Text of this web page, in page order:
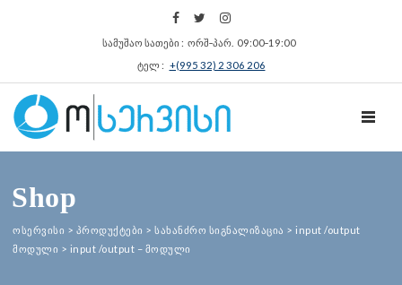
სამუშაო სათები : ორშ‑პარ. 09:00‑19:00
ტელ : +(995 32) 2 306 206
Shop
ოსერვისი > პროდუქტები > სახანძრო სიგნალიზაცია > input /output
მოდული > input /output – მოდული